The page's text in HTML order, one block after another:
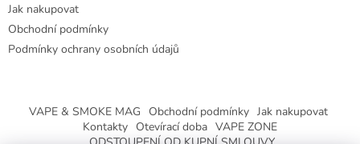
Jak nakupovat
Obchodní podmínky
Podmínky ochrany osobních údajů
VAPE & SMOKE MAG Obchodní podmínky Jak nakupovat
Kontakty Otevírací doba VAPE ZONE